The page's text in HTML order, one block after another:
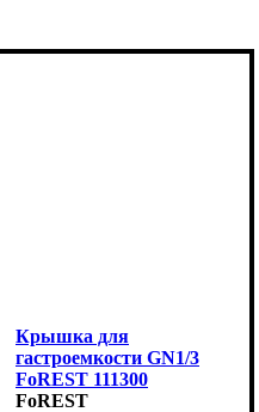
Крышка для
гастроемкости GN1/3
FoREST 111300
(325х176мм)
FoREST